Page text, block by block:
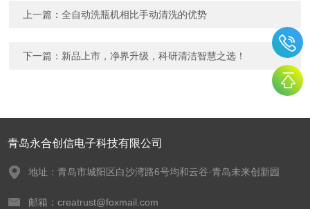
上一篇：全自动洗瓶机相比手动清洗的优势
下一篇： 新品上市，净界升级，科研清洁智慧之选！
青岛永合创信电子科技有限公司
地址：青岛市城阳区白沙湾路6号均和云谷·青岛未来创新园
邮箱：creatrust@foxmail.com